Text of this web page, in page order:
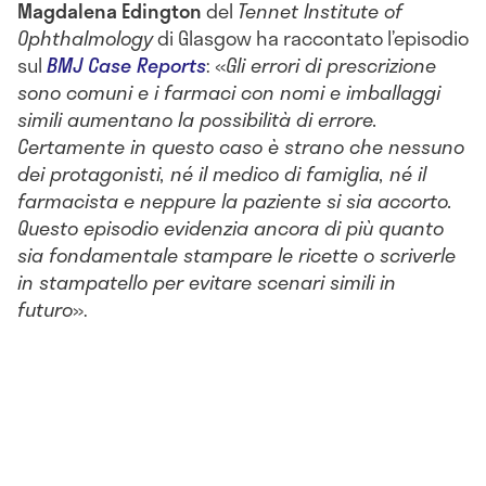
Magdalena Edingtondel Tennet Institute of
Ophthalmologydi Glasgow ha raccontato l’episodio
sulBMJ Case Reports: «Gli errori di prescrizione
sono comuni e i farmaci con nomi e imballaggi
simili aumentano la possibilità di errore.
Certamente in questo caso è strano che nessuno
dei protagonisti, né il medico di famiglia, né il
farmacista e neppure la paziente si sia accorto.
Questo episodio evidenzia ancora di più quanto
sia fondamentale stampare le ricette o scriverle
in stampatello per evitare scenari simili in
futuro».